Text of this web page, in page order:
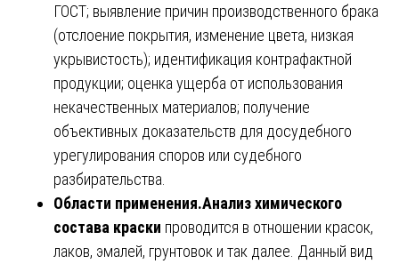
ГОСТ; выявление причин производственного брака
(отслоение покрытия, изменение цвета, низкая
укрывистость); идентификация контрафактной
продукции; оценка ущерба от использования
некачественных материалов; получение
объективных доказательств для досудебного
урегулирования споров или судебного
разбирательства.
Области применения.Анализ химического
состава краски проводится в отношении красок,
лаков, эмалей, грунтовок и так далее. Данный вид